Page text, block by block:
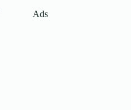
Ads